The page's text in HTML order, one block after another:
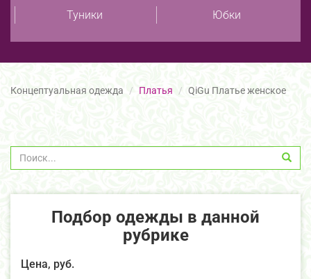
Туники Юбки
Концептуальная одежда Платья QiGu Платье женское
Подбор одежды в данной
рубрике
Цена, руб.